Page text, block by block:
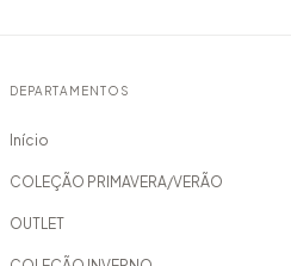
DEPARTAMENTOS
Início
COLEÇÃO PRIMAVERA/VERÃO
OUTLET